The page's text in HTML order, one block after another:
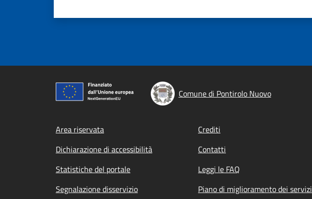
Comune di Pontirolo Nuovo
Footer menu
Area riservata Crediti
Dichiarazione di accessibilità
Contatti
Statistiche del portale
Leggi le FAQ
Segnalazione disservizio
Piano di miglioramento dei servizi